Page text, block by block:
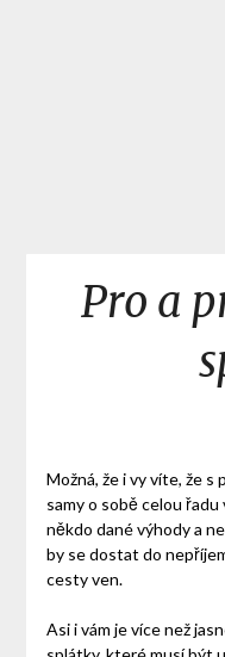
Pro a
Možná, že i vy víte, že s
samy o sobě celou
někdo dané výhody a
by se dostat do
cesty ven.
Asi i vám je více než